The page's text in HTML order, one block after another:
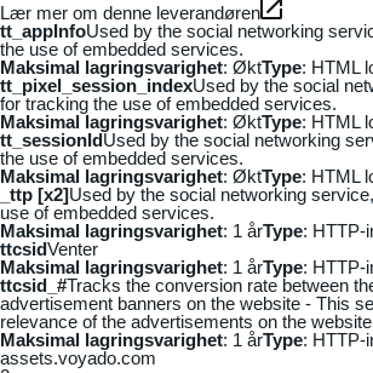
Lær mer om denne leverandøren
tt_appInfoUsed by the social networking
the use of embedded services.
Maksimal lagringsvarighet: ØktType: HTML
tt_pixel_session_indexUsed by the social
for tracking the use of embedded services.
Maksimal lagringsvarighet: ØktType: HTML
tt_sessionIdUsed by the social networking
the use of embedded services.
Maksimal lagringsvarighet: ØktType: HTML
_ttp [x2]Used by the social networking
use of embedded services.
Maksimal lagringsvarighet: 1 årType: HTTP-
ttcsidVenter
Maksimal lagringsvarighet: 1 årType: HTTP-
ttcsid_#Tracks the conversion rate between
advertisement banners on the website - This
relevance of the advertisements on the
Maksimal lagringsvarighet: 1 årType: HTTP-
assets.voyado.com